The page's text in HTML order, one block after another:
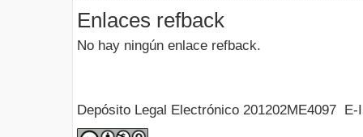
Enlaces refback
No hay ningún enlace refback.
Depósito Legal Electrónico 201202ME4097 E-